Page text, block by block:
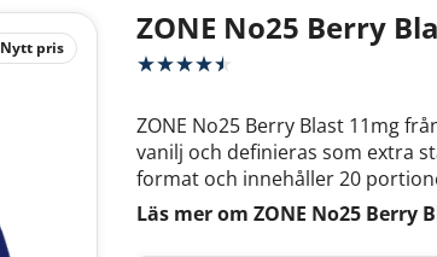
Nytt pris
ZONE No25 Berry
ZONE No25 Berry Blast 11mg
vanilj och definieras som extra
format och innehåller 20
Läs mer om ZONE No25 Berry